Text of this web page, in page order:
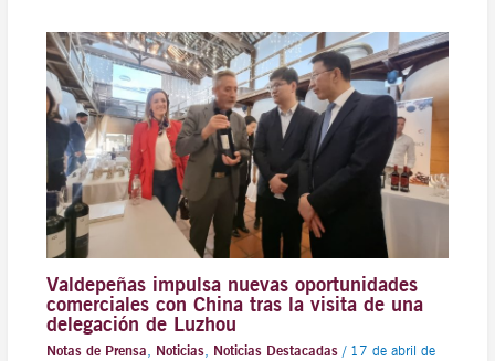
Valdepeñas impulsa nuevas oportunidades
comerciales con China tras la visita de una
delegación de Luzhou
Notas de Prensa, Noticias, Noticias Destacadas/ 17 de abril de